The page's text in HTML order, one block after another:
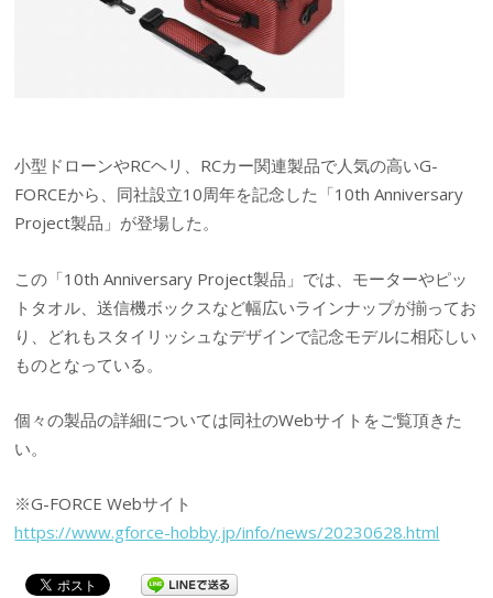
小型ドローンやRCヘリ、RCカー関連製品で人気の高いG-
FORCEから、同社設立10周年を記念した「10th Anniversary
Project製品」が登場した。
この「10th Anniversary Project製品」では、モーターやピッ
トタオル、送信機ボックスなど幅広いラインナップが揃ってお
り、どれもスタイリッシュなデザインで記念モデルに相応しい
ものとなっている。
個々の製品の詳細については同社のWebサイトをご覧頂きた
い。
※G-FORCE Webサイト
https://www.gforce-hobby.jp/info/news/20230628.html